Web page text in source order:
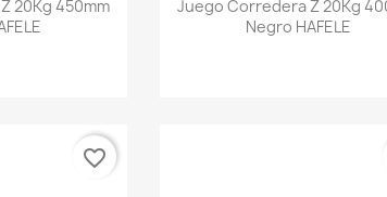
20Kg 450mm
Juego Corredera Z 20Kg
Negro HAFELE
favorite_border